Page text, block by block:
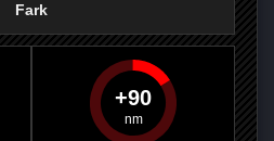
Fark
90